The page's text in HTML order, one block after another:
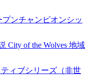
プンチャンピオンシッ
City of the Wolves 地域
ィブシリーズ（非世